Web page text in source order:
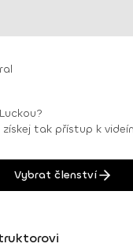
tak přístup k
Vybrat členství